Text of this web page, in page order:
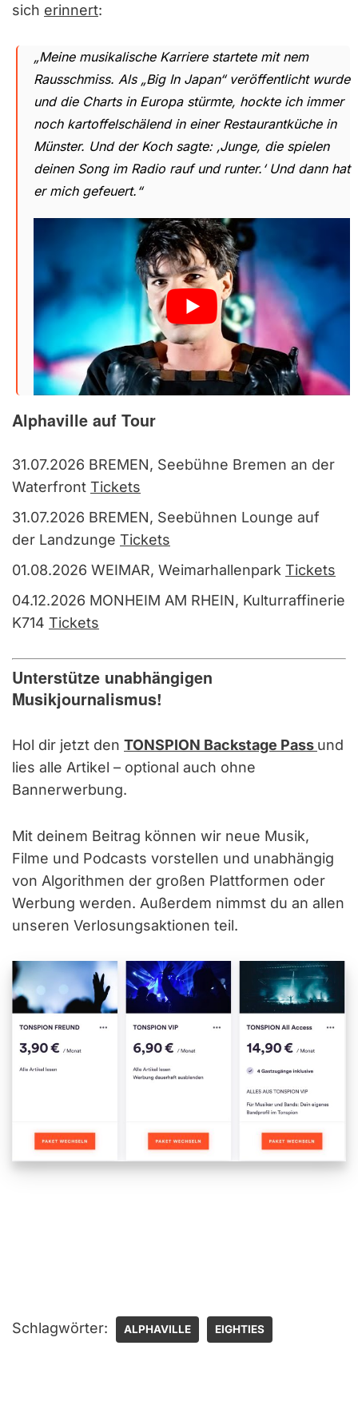
sich erinnert:
„Meine musikalische Karriere startete mit nem
Rausschmiss. Als „Big In Japan“ veröffentlicht wurde
und die Charts in Europa stürmte, hockte ich immer
noch kartoffelschälend in einer Restaurantküche in
Münster. Und der Koch sagte: ‚Junge, die spielen
deinen Song im Radio rauf und runter.‘ Und dann hat
er mich gefeuert.“
Alphaville auf Tour
31.07.2026 BREMEN, Seebühne Bremen an der
Waterfront Tickets
31.07.2026 BREMEN, Seebühnen Lounge auf
der Landzunge Tickets
01.08.2026 WEIMAR, Weimarhallenpark Tickets
04.12.2026 MONHEIM AM RHEIN, Kulturraffinerie
K714 Tickets
Unterstütze unabhängigen
Musikjournalismus!
Hol dir jetzt den TONSPION Backstage Pass und
lies alle Artikel – optional auch ohne
Bannerwerbung.
Mit deinem Beitrag können wir neue Musik,
Filme und Podcasts vorstellen und unabhängig
von Algorithmen der großen Plattformen oder
Werbung werden. Außerdem nimmst du an allen
unseren Verlosungsaktionen teil.
Schlagwörter: ALPHAVILLE EIGHTIES